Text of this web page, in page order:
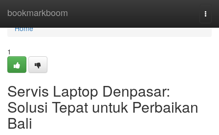
bookmarkboom
Home
Home
1
Servis Laptop Denpasar:
Solusi Tepat untuk Perbaikan
Bali